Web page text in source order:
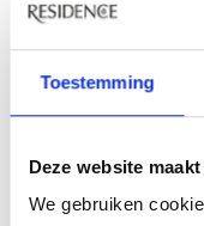
Toestemming
Deze website
We gebruiken